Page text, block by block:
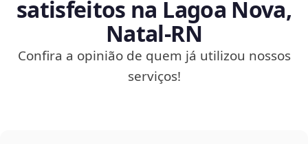
satisfeitos na Lagoa Nova,
Natal‑RN
Confira a opinião de quem já utilizou nossos
serviços!